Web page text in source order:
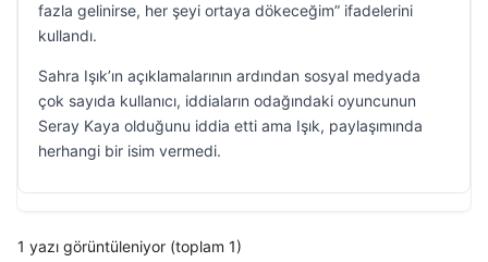
fazla gelinirse, her şeyi ortaya dökeceğim” ifadelerini
kullandı.
Sahra Işık’ın açıklamalarının ardından sosyal medyada
çok sayıda kullanıcı, iddiaların odağındaki oyuncunun
Seray Kaya olduğunu iddia etti ama Işık, paylaşımında
herhangi bir isim vermedi.
1 yazı görüntüleniyor (toplam 1)